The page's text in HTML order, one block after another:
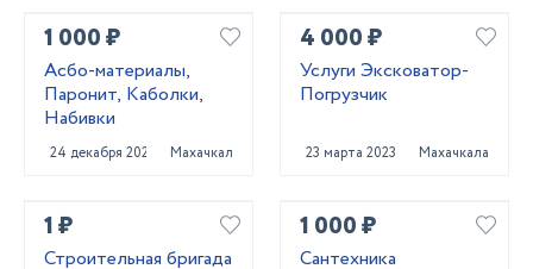
1 000 ₽
Асбо-материалы,
Паронит, Каболки,
Набивки
24 декабря 2024 Махачкала
4 000 ₽
Услуги Эксковатор-
Погрузчик
23 марта 2023 Махачкала
1 ₽
Строительная бригада
1 000 ₽
Сантехника